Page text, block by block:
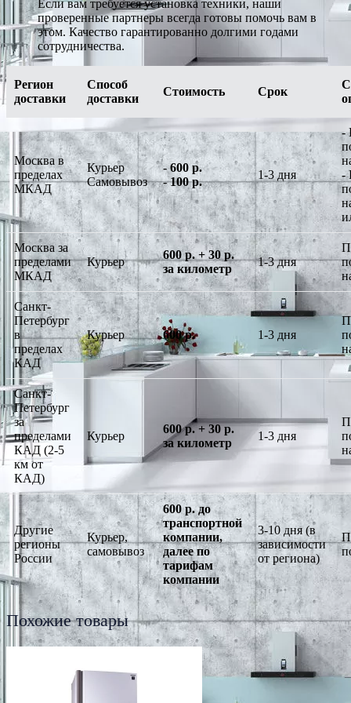
Если вам требуется установка техники, наши
проверенные партнеры всегда готовы помочь вам в
этом. Качество гарантированно долгими годами
сотрудничества.
Регион
доставки
Способ
доставки
Стоимость Срок
Москва в
пределах
МКАД
Курьер
Самовывоз
-600 р.
-100 р.
1-3 дня
-
-
Москва за
пределами
МКАД
Курьер
600 р. + 30 р.
за километр
1-3 дня
Санкт-
Петербург
в
пределах
КАД
Курьер 600 р. 1-3 дня
Санкт-
Петербург
за
пределами
КАД (2-5
км от
КАД)
Курьер
600 р. + 30 р.
за километр
1-3 дня
Другие
регионы
России
Курьер,
самовывоз
600 р. до
транспортной
компании,
далее по
тарифам
компании
3-10 дня (в
зависимости
от региона)
Похожие товары